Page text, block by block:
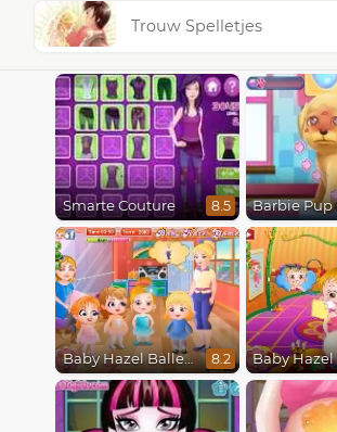
Trouw Spelletjes
Smarte Couture 8.5
Baby Hazel Ballerina Dance 8.2